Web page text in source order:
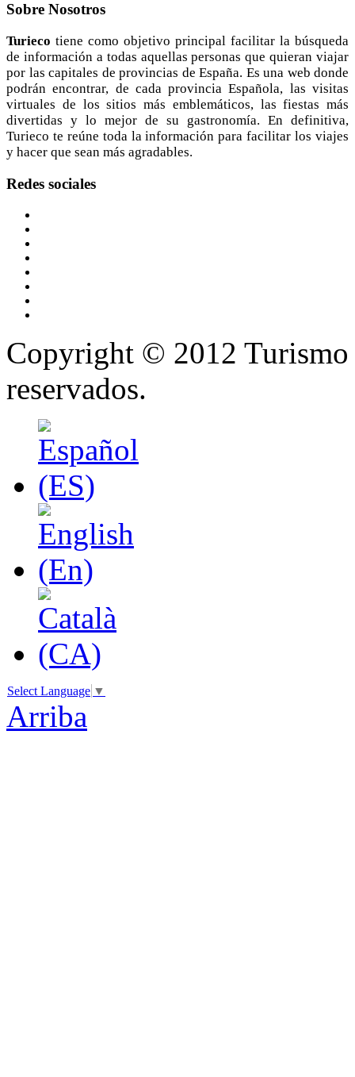
Sobre Nosotros
Turieco tiene como objetivo principal facilitar la búsqueda
de información a todas aquellas personas que quieran viajar
por las capitales de provincias de España. Es una web donde
podrán encontrar, de cada provincia Española, las visitas
virtuales de los sitios más emblemáticos, las fiestas más
divertidas y lo mejor de su gastronomía. En definitiva,
Turieco te reúne toda la información para facilitar los viajes
y hacer que sean más agradables.
Redes sociales
Copyright © 2012 Turismo
reservados.
Select Language ▼
Arriba